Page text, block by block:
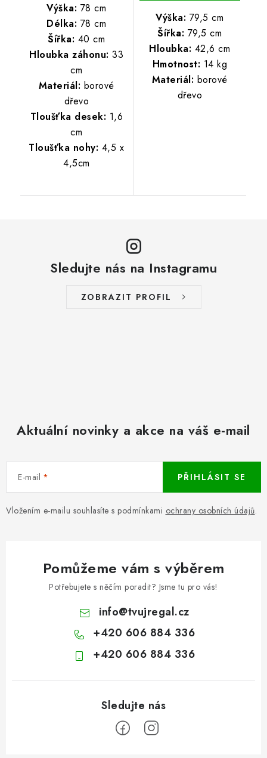
Výška: 78 cm
Délka: 78 cm
Šířka: 40 cm
Hloubka záhonu: 33
cm
Materiál: borové
dřevo
Tloušťka desek: 1,6
cm
Tloušťka nohy: 4,5 x
4,5cm
Výška: 79,5 cm
Šířka: 79,5 cm
Hloubka: 42,6 cm
Hmotnost: 14 kg
Materiál: borové
dřevo
Sledujte nás na Instagramu
ZOBRAZIT PROFIL
Aktuální novinky a akce na váš e-mail
E-mail
Vložením e-mailu souhlasíte s podmínkami ochrany osobních údajů.
PŘIHLÁSIT SE
Pomůžeme vám s výběrem
Potřebujete s něčím poradit? Jsme tu pro vás!
info@tvujregal.cz
+420 606 884 336
+420 606 884 336